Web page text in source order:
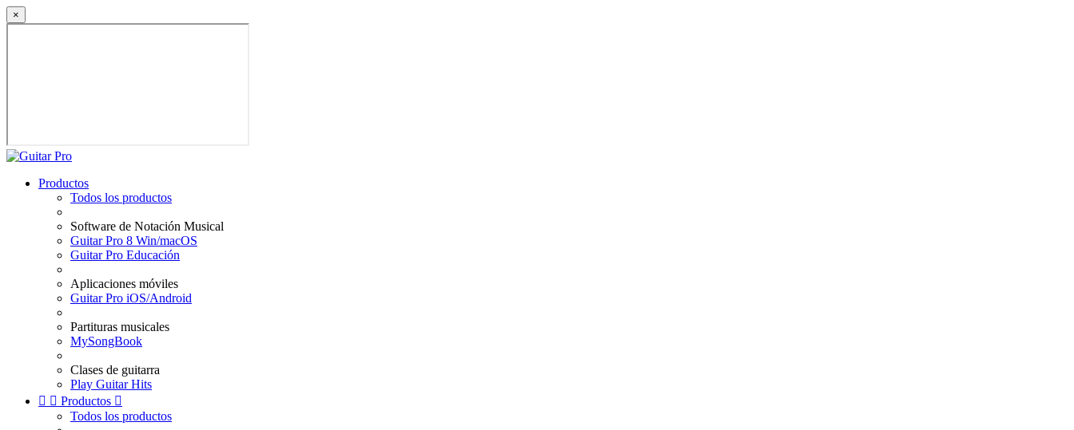
×
Productos
Todos los productos
Software de Notación Musical
Guitar Pro 8 Win/macOS
Guitar Pro Educación
Aplicaciones móviles
Guitar Pro iOS/Android
Partituras musicales
MySongBook
Clases de guitarra
Play Guitar Hits
  Productos 
Todos los productos